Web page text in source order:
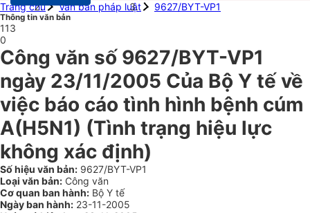
Trang chủ
Văn bản pháp luật 9627/BYT-VP1
Thông tin văn bản
113
0
Công văn số 9627/BYT-VP1
ngày 23/11/2005 Của Bộ Y tế về
việc báo cáo tình hình bệnh cúm
A(H5N1) (Tình trạng hiệu lực
không xác định)
Số hiệu văn bản: 9627/BYT-VP1
Loại văn bản: Công văn
Cơ quan ban hành: Bộ Y tế
Ngày ban hành: 23-11-2005